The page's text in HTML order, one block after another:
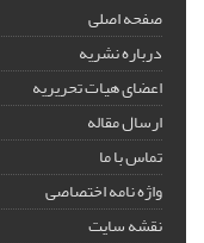
صفحه اصلی
درباره نشریه
اعضای هیات تحریریه
ارسال مقاله
تماس با ما
واژه نامه اختصاصی
نقشه سایت